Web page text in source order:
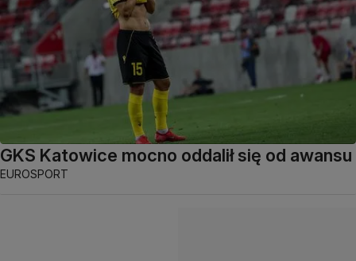
GKS Katowice mocno oddalił się od awansu
EUROSPORT